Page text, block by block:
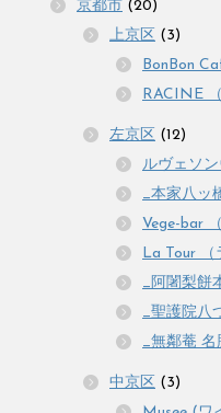
京都市 (20)
上京区 (3)
BonBon
RACINE
左京区 (12)
ルヴェソ
_本家八ッ
Vege-bar
La Tour （
_阿闍梨餅
_聖護院八
_無鄰菴 名
中京区 (3)